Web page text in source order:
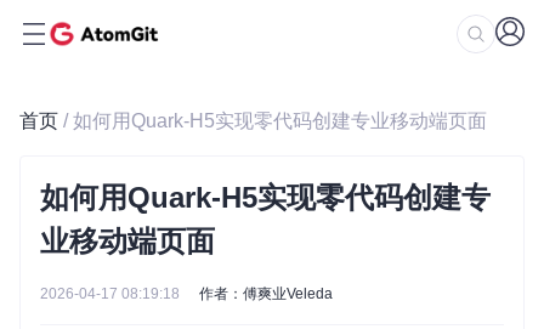
首页 / 如何用Quark-H5实现零代码创建专业移动端页面
如何用Quark-H5实现零代码创建专
业移动端页面
2026-04-17 08:19:18 作者：傅爽业Veleda